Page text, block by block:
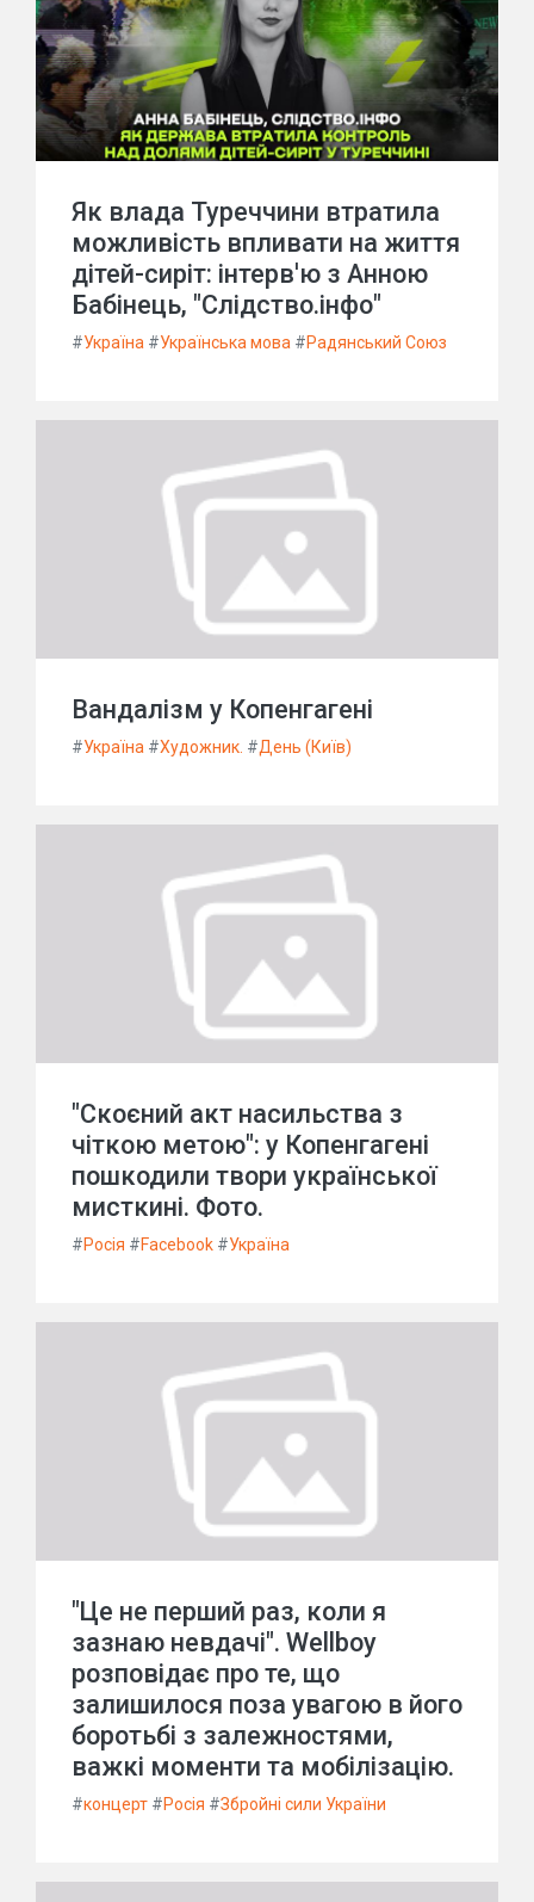
Як влада Туреччини втратила
можливість впливати на життя
дітей-сиріт: інтерв'ю з Анною
Бабінець, "Слідство.інфо"
#Україна #Українська мова #Радянський Союз
Вандалізм у Копенгагені
#Україна #Художник. #День (Київ)
"Скоєний акт насильства з
чіткою метою": у Копенгагені
пошкодили твори української
мисткині. Фото.
#Росія #Facebook #Україна
"Це не перший раз, коли я
зазнаю невдачі". Wellboy
розповідає про те, що
залишилося поза увагою в його
боротьбі з залежностями,
важкі моменти та мобілізацію.
#концерт #Росія #Збройні сили України